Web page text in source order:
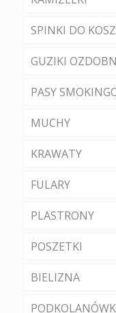
SPINKI DO
GUZIKI
PASY
MUCHY
KRAWATY
FULARY
PLASTRONY
POSZETKI
BIELIZNA